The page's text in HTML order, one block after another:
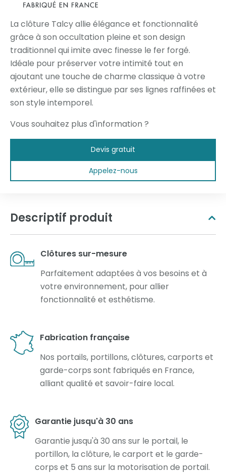
La clôture Talcy allie élégance et fonctionnalité
grâce à son occultation pleine et son design
traditionnel qui imite avec finesse le fer forgé.
Idéale pour préserver votre intimité tout en
ajoutant une touche de charme classique à votre
extérieur, elle se distingue par ses lignes raffinées et
son style intemporel.
Vous souhaitez plus d'information ?
Devis gratuit
Appelez-nous
Descriptif produit
Clôtures sur-mesure
Parfaitement adaptées à vos besoins et à
votre environnement, pour allier
fonctionnalité et esthétisme.
Fabrication française
Nos portails, portillons, clôtures, carports et
garde-corps sont fabriqués en France,
alliant qualité et savoir-faire local.
Garantie jusqu'à 30 ans
Garantie jusqu'à 30 ans sur le portail, le
portillon, la clôture, le carport et le garde-
corps et 5 ans sur la motorisation de portail.